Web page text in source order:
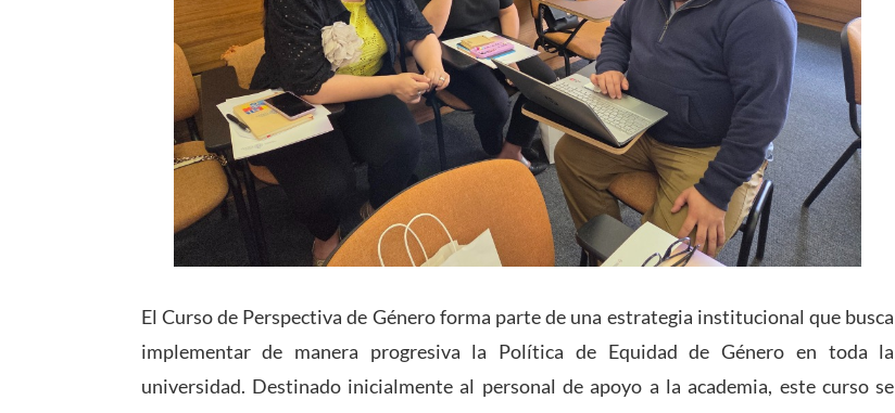
El Curso de Perspectiva de Género forma parte de una estrategia institucional que busca
implementar de manera progresiva la Política de Equidad de Género en toda la
universidad. Destinado inicialmente al personal de apoyo a la academia, este curso se